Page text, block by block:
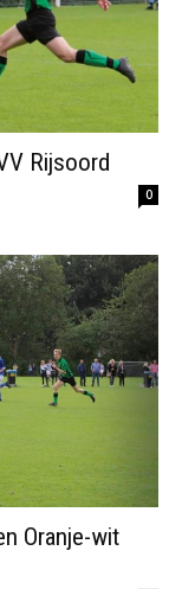
Rijsoord
0
Oranje-wit